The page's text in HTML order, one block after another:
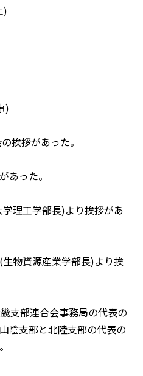
)
)
挨拶があった。
あった。
理工学部長)より挨拶があ
物資源産業学部長)より挨
支部連合会事務局の代表の
陰支部と北陸支部の代表の